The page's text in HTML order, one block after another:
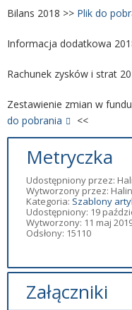
Bilans 2018 >> Plik do
Informacja dodatkowa
Rachunek zysków i strat
Zestawienie zmian w
do pobrania
<<
Metryczka
Udostępniony przez:
Wytworzony przez:
Kategoria: Szablony
Udostępniony: 19
Wytworzony: 11 maj
Odsłony: 15110
Załączniki